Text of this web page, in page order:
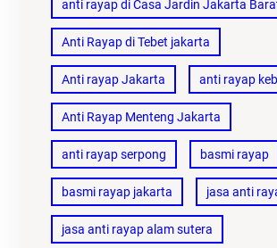
anti rayap di Casa Jardin Jakarta
Anti Rayap di Tebet jakarta
Anti rayap Jakarta anti rayap
Anti Rayap Menteng Jakarta
anti rayap serpong basmi rayap
basmi rayap jakarta jasa anti
jasa anti rayap alam sutera